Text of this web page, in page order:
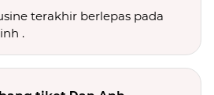
terakhir berlepas pada
.